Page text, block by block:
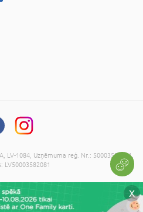
X
LV-1084, Uzņēmuma reģ. Nr.: 50003582081,
LV50003582081
informāciju bez administrācijas piekrišanas
aizliegts